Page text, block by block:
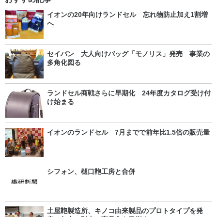
イオンの20年向けランドセル 忘れ物防止加え1割増
へ
セイバン 大人向けバッグ「モノリス」発売 事業の
多角化図る
ランドセル商戦さらに早期化 24年度カタログ受け付
け始まる
イオンのランドセル 7月までで前年比1.5倍の販売量
シフォン、樋口鞄工房と合併
土屋鞄製造所、キノコ由来製品のプロトタイプを発